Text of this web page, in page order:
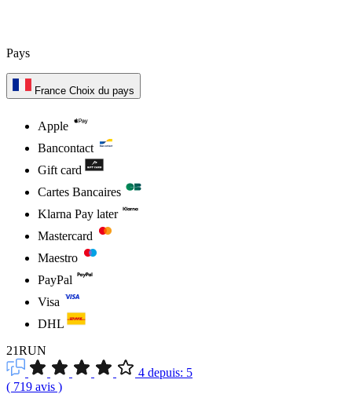
Pays
France Choix du pays
Apple
Bancontact
Gift card
Cartes Bancaires
Klarna Pay later
Mastercard
Maestro
PayPal
Visa
DHL
21RUN
4 depuis: 5
( 719 avis )